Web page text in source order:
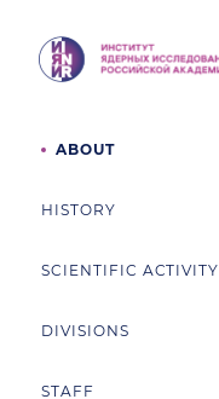
ABOUT
HISTORY
SCIENTIFIC ACTIVITY
DIVISIONS
STAFF